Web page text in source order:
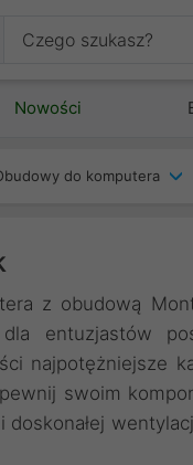
Nowości
do komputera
z obudową
entuzjastów
swoim
doskonałej